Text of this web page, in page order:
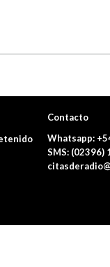
Contacto
Whatsapp:
SMS: (02396)